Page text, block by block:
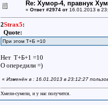
Re: Хумор-4, правнук
« Ответ #2974 от16.01.2013 в
2Strax5:
Quote:
При этом Т+Б =10
Нет Т+Б+1 =10
О опередили =)
« Изменён в : 16.01.2013 в 23:12:27
Хмели-сумели, и у нас получится.